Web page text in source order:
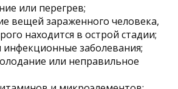
или перегрев;
вещей зараженного человека,
находится в острой стадии;
инфекционные заболевания;
или неправильное